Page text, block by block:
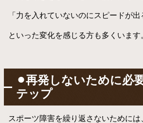
「力を入れていないのにスピードが出
といった変化を感じる方も多くいます
⚫︎再発しないために必
テップ
スポーツ障害を繰り返さないために